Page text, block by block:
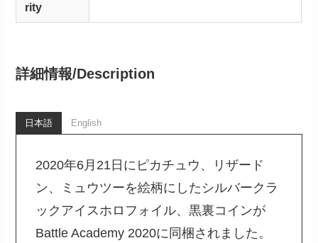
rity
詳細情報/Description
日本語 English
2020年6月21日にピカチュウ、リザード
ン、ミュウツーを絵柄にしたシルバークラ
ックアイスホロフォイル、黒裏コインが
Battle Academy 2020に同梱されました。